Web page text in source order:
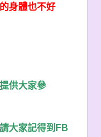
身體也不好
供大家參
大家記得到 FB